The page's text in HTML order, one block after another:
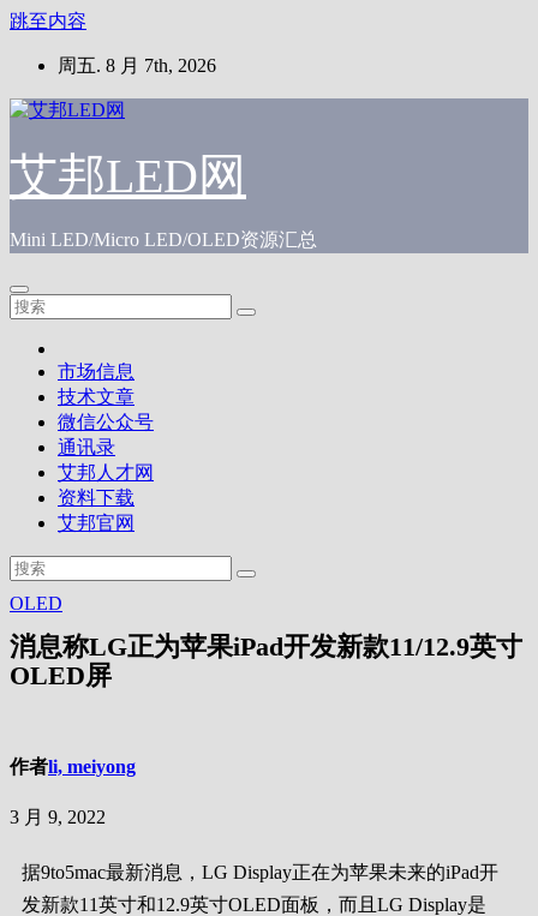
跳至内容
周五. 8 月 7th, 2026
艾邦LED网
Mini LED/Micro LED/OLED资源汇总
市场信息
技术文章
微信公众号
通讯录
艾邦人才网
资料下载
艾邦官网
OLED
消息称LG正为苹果iPad开发新款11/12.9英寸
OLED屏
作者li, meiyong
3 月 9, 2022
据9to5mac最新消息，LG Display正在为苹果未来的iPad开
发新款11英寸和12.9英寸OLED面板，而且LG Display是